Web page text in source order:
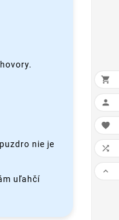
nie je
uľahčí




